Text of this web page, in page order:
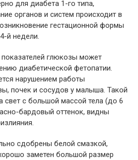
для диабета 1-го типа,
органов и систем происходит в
гестационной формы
й недели.
показателей глюкозы может
диабетической фетопатии.
нарушением работы
почек и сосудов у малыша. Такой
свет с большой массой тела (до 6
бардовый оттенок, видны
сдобрены белой смазкой,
заметен большой размер